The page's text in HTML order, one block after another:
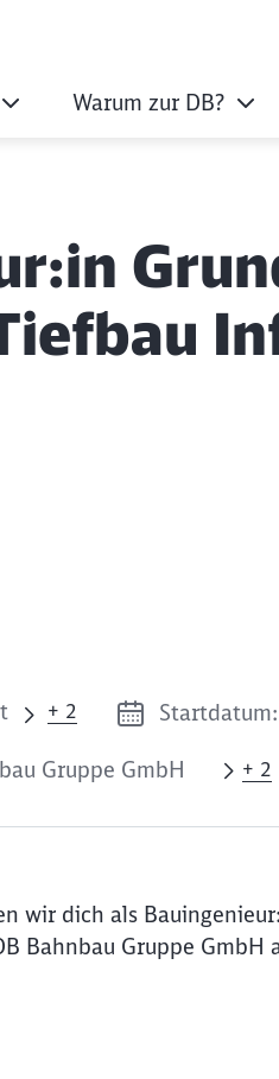
Warum zur DB?
+ 2
Gruppe GmbH + 2
wir dich als
Bahnbau Gruppe GmbH